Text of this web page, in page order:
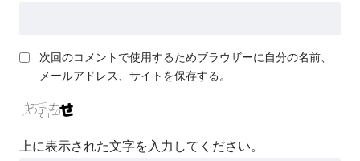
次回のコメントで使用するためブラウザーに自分の名前、
メールアドレス、サイトを保存する。
上に表示された文字を入力してください。